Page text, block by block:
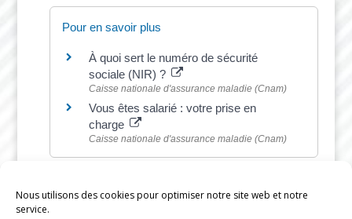
Nous utilisons des cookies pour optimiser notre site web et notre
service.
Pour en savoir plus
À quoi sert le numéro de sécurité
sociale (NIR) ?
Caisse nationale d'assurance maladie (Cnam)
Vous êtes salarié : votre prise en
charge
Caisse nationale d'assurance maladie (Cnam)